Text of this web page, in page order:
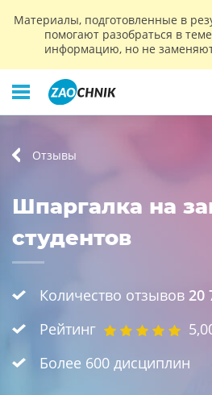
Материалы, подготовленные в
помогают разобраться в
информацию, но не
Отзывы
Шпаргалка на
студентов
Количество отзывов 20
Рейтинг
Более 600 дисциплин